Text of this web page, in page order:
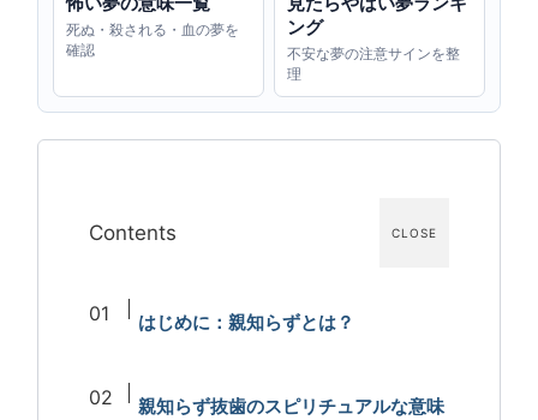
死ぬ・殺される・血の夢を
確認
ング
不安な夢の注意サインを整
理
CLOSE
Contents
はじめに：親知らずとは？
親知らず抜歯のスピリチュアルな意味